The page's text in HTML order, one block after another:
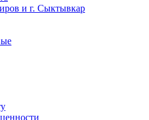
и г. Сыктывкар